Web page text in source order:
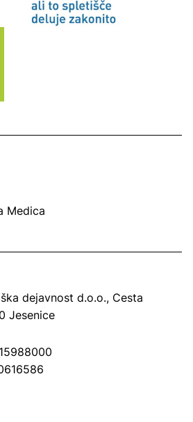
Medica
dejavnost d.o.o., Cesta
Jesenice